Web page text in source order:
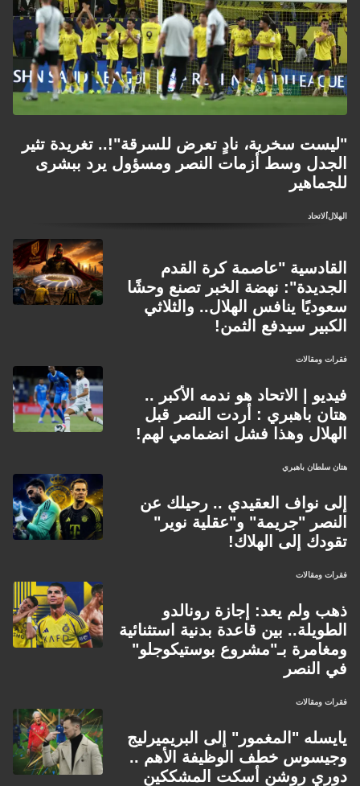
الموسم في ظل منهج المدرب الجديد أنجي بوستيكوجلو الهجومي.
يُضاف إلى ذلك ملف الحارس نواف العقيدي الذي أبلغ إدارة النادي
برغبته في الرحيل، رافضاً عرض التجديد، فيما وُجد وكيله في
لشبونة لحسم انتقاله. النصر يسعى إلى التعاقد مع حارس محلي
بديل، وإن كانت تساؤلات تُثار حول مدى توافق الصفقة مع لائحة
الأبواب.
"ليست سخرية، نادٍ تعرض للسرقة"!.. تغريدة تثير
الجدل وسط أزمات النصر ومسؤول يرد ببشرى
للجماهير
الهلالالاتحاد
القادسية "عاصمة كرة القدم
الجديدة": نهضة الخبر تصنع وحشًا
سعوديًا ينافس الهلال.. والثلاثي
الكبير سيدفع الثمن!
فقرات ومقالات
فيديو | الاتحاد هو ندمه الأكبر ..
هتان باهبري : أردت النصر قبل
الهلال وهذا فشل انضمامي لهم!
هتان سلطان باهبري
إلى نواف العقيدي .. رحيلك عن
النصر "جريمة" و"عقلية نوير"
تقودك إلى الهلاك!
فقرات ومقالات
ذهب ولم يعد: إجازة رونالدو
الطويلة.. بين قاعدة بدنية استثنائية
ومغامرة بـ"مشروع بوستيكوجلو"
في النصر
فقرات ومقالات
يايسله "المغمور" إلى البريميرليج
وجيسوس خطف الوظيفة الأهم ..
دوري روشن أسكت المشككين